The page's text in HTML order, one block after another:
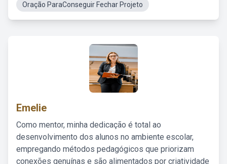
Oração ParaConseguir Fechar Projeto
Emelie
Como mentor, minha dedicação é total ao
desenvolvimento dos alunos no ambiente escolar,
empregando métodos pedagógicos que priorizam
conexões genuínas e são alimentados por criatividade